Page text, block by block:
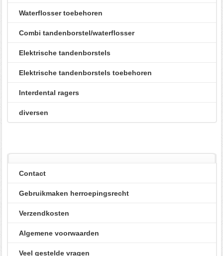
Waterflosser toebehoren
Combi tandenborstel/waterflosser
Elektrische tandenborstels
Elektrische tandenborstels toebehoren
Interdental ragers
diversen
Contact
Gebruikmaken herroepingsrecht
Verzendkosten
Algemene voorwaarden
Veel gestelde vragen